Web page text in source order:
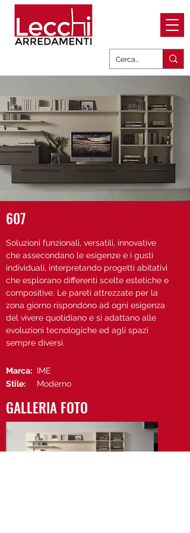
607
Soluzioni funzionali, versatili, innovative
che assecondano le esigenze e i gusti
individuali, interpretando progetti abitativi
che esplorano differenti scelte estetiche e
compositive. Le pareti attrezzate per la
zona giorno rispondono ad ogni esigenza
del vivere quotidiano e si adattano alle
evoluzioni tecnologiche ed agli spazi
sempre diversi.
Marca: IME
Stile:
Moderno
GALLERIA FOTO